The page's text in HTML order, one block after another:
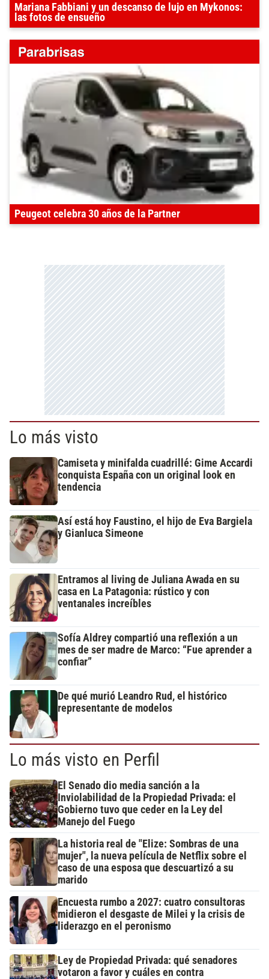
Mariana Fabbiani y un descanso de lujo en Mykonos:
las fotos de ensueño
Peugeot celebra 30 años de la Partner
Lo más visto
Camiseta y minifalda cuadrillé: Gime Accardi
conquista España con un original look en
tendencia
Así está hoy Faustino, el hijo de Eva Bargiela
y Gianluca Simeone
Entramos al living de Juliana Awada en su
casa en La Patagonia: rústico y con
ventanales increíbles
Sofía Aldrey compartió una reflexión a un
mes de ser madre de Marco: “Fue aprender a
confiar”
De qué murió Leandro Rud, el histórico
representante de modelos
Lo más visto en Perfil
El Senado dio media sanción a la
Inviolabilidad de la Propiedad Privada: el
Gobierno tuvo que ceder en la Ley del
Manejo del Fuego
La historia real de "Elize: Sombras de una
mujer", la nueva película de Netflix sobre el
caso de una esposa que descuartizó a su
marido
Encuesta rumbo a 2027: cuatro consultoras
midieron el desgaste de Milei y la crisis de
liderazgo en el peronismo
Ley de Propiedad Privada: qué senadores
votaron a favor y cuáles en contra